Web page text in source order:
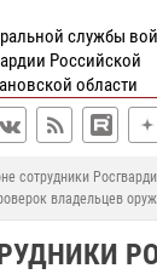
службы
Российской
области
сотрудники
владельцев